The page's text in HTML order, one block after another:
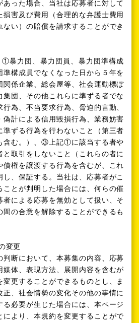
あった場合、当社は応募者に対して
損害及び費用（合理的な弁護士費用
い）の賠償を請求することができ
暴力団、暴力団員、暴力団準構成
準構成員でなくなった日から５年を
関係企業、総会屋等、社会運動標ぼ
集団、その他これらに準ずる者でな
為、不当要求行為、脅迫的言動、
偽計による信用毀損行為、業務妨害
準ずる行為を行わないこと（第三者
含む。）、③上記①に該当する者や
取引をしないこと（これらの者に
債権を譲渡する行為を含むが、これ
、保証する。当社は、応募者がこ
ことが判明した場合には、何らの催
による応募を無効として扱い、そ
の合意を解除することができるも
変更
判断において、本募集の内容、応募
媒体、表現方法、展開内容を含むが
変更することができるものとし、ま
正、社会情勢の変化その他の事情に
る必要が生じた場合には、本ページ
により、本規約を変更することがで